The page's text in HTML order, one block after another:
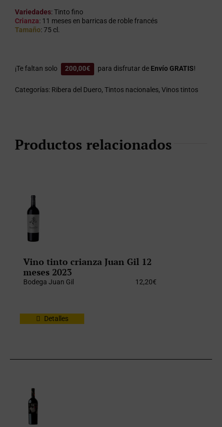
Variedades: Tinto fino
Crianza: 11 meses en barricas de roble francés
Tamaño: 75 cl.
¡Te faltan solo 200,00€ para disfrutar de Envío GRATIS!
Categorías: Ribera del Duero, Tintos nacionales, Vinos tintos
Productos relacionados
Vino tinto crianza Juan Gil 12
meses 2023
Bodega Juan Gil 12,20€
Detalles